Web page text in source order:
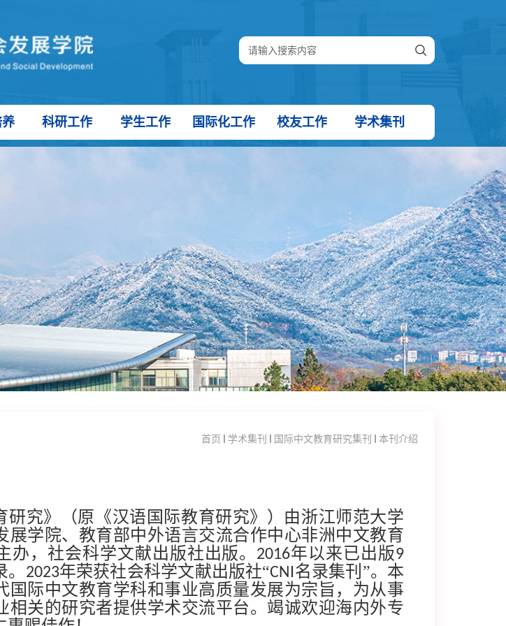
科研工作 学生工作 国际化工作 校友工作 学术集刊
首页 学术集刊 国际中文教育研究集刊 本刊介绍
研究》（原《汉语国际教育研究》）由浙江师范大学
展学院、教育部中外语言交流合作中心非洲中文教育
办，社会科学文献出版社出版。 2016年以来已出版9
2023年荣获社会科学文献出版社“CNI名录集刊”。本
国际中文教育学科和事业高质量发展为宗旨，为从事
相关的研究者提供学术交流平台。竭诚欢迎海内外专